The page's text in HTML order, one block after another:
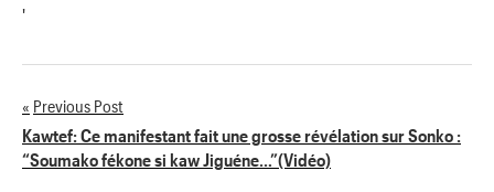
'
Navigation
de
Previous Post
Kawtef: Ce manifestant fait une grosse révélation sur Sonko :
“Soumako fékone si kaw Jiguéne…”(Vidéo)